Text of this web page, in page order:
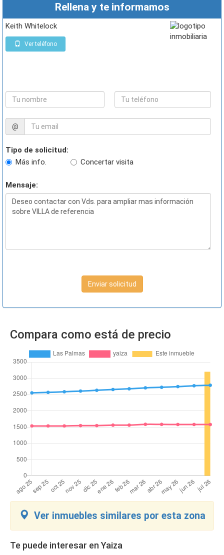
Rellena y te informamos
Keith Whitelock
Ver teléfono
@
Tipo de solicitud:
Más info.
Concertar visita
Mensaje:
Enviar solicitud
Compara como está de precio
Ver inmuebles similares por esta zona
Te puede interesar en Yaiza